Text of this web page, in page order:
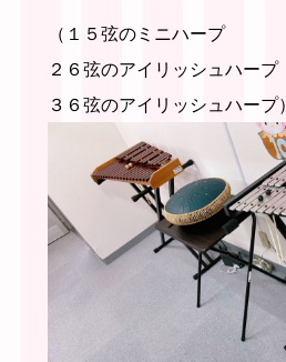
（１５弦のミニハープ
２６弦のアイリッシュハープ
３６弦のアイリッシュハープ）